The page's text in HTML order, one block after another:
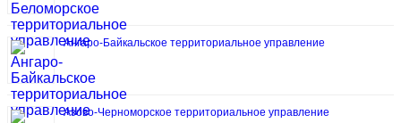
Ангаро-Байкальское территориальное управление
Азово-Черноморское территориальное управление